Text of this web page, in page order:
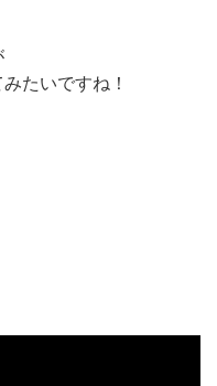
たいですね！